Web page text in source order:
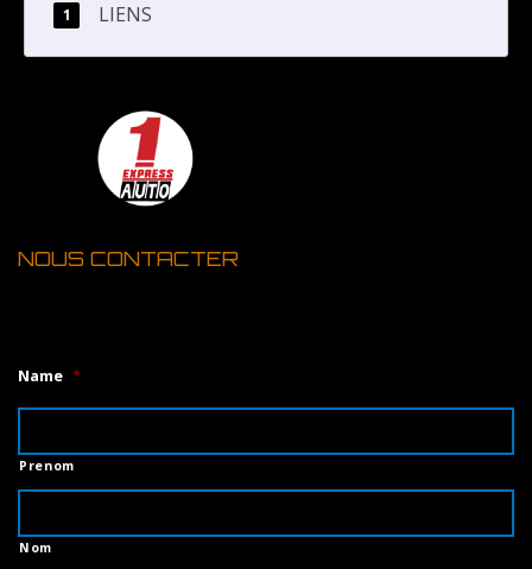
LIENS
NOUS CONTACTER
Name *
Prenom
Nom